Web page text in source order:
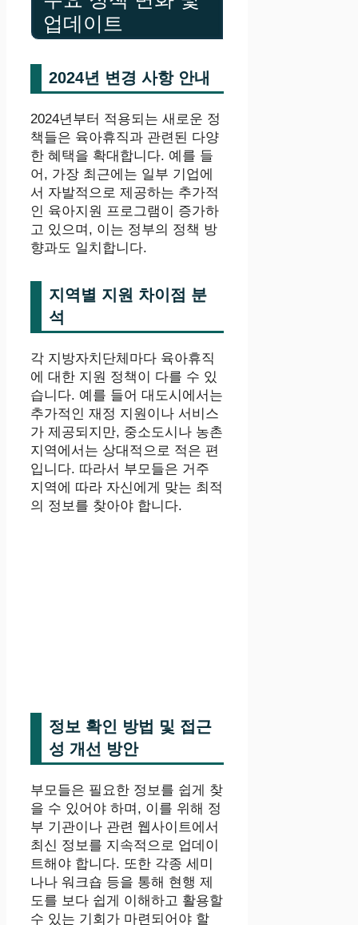
업데이트
2024년 변경 사항 안내
2024년부터 적용되는 새로운 정
책들은 육아휴직과 관련된 다양
한 혜택을 확대합니다. 예를 들
어, 가장 최근에는 일부 기업에
서 자발적으로 제공하는 추가적
인 육아지원 프로그램이 증가하
고 있으며, 이는 정부의 정책 방
향과도 일치합니다.
지역별 지원 차이점 분
석
각 지방자치단체마다 육아휴직
에 대한 지원 정책이 다를 수 있
습니다. 예를 들어 대도시에서는
추가적인 재정 지원이나 서비스
가 제공되지만, 중소도시나 농촌
지역에서는 상대적으로 적은 편
입니다. 따라서 부모들은 거주
지역에 따라 자신에게 맞는 최적
의 정보를 찾아야 합니다.
정보 확인 방법 및 접근
성 개선 방안
부모들은 필요한 정보를 쉽게 찾
을 수 있어야 하며, 이를 위해 정
부 기관이나 관련 웹사이트에서
최신 정보를 지속적으로 업데이
트해야 합니다. 또한 각종 세미
나나 워크숍 등을 통해 현행 제
도를 보다 쉽게 이해하고 활용할
수 있는 기회가 마련되어야 할